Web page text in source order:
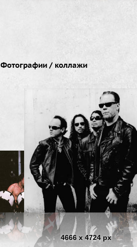
Фотографии / коллажи
4666 x 4724 px